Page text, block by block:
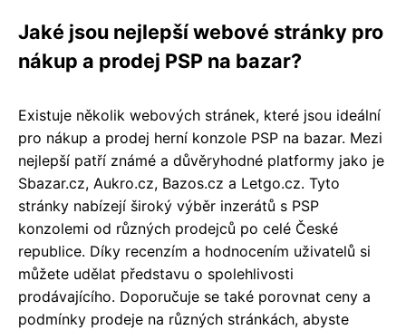
Jaké jsou nejlepší webové stránky pro
nákup a prodej PSP na bazar?
Existuje několik webových stránek, které jsou ideální
pro nákup a prodej herní konzole PSP na bazar. Mezi
nejlepší patří známé a důvěryhodné platformy jako je
Sbazar.cz, Aukro.cz, Bazos.cz a Letgo.cz. Tyto
stránky nabízejí široký výběr inzerátů s PSP
konzolemi od různých prodejců po celé České
republice. Díky recenzím a hodnocením uživatelů si
můžete udělat představu o spolehlivosti
prodávajícího. Doporučuje se také porovnat ceny a
podmínky prodeje na různých stránkách, abyste